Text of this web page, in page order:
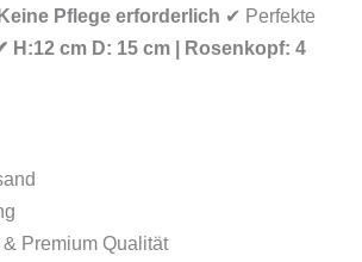
Pflege erforderlich ✔ Perfekte
H:12 cm D: 15 cm | Rosenkopf: 4
Premium Qualität